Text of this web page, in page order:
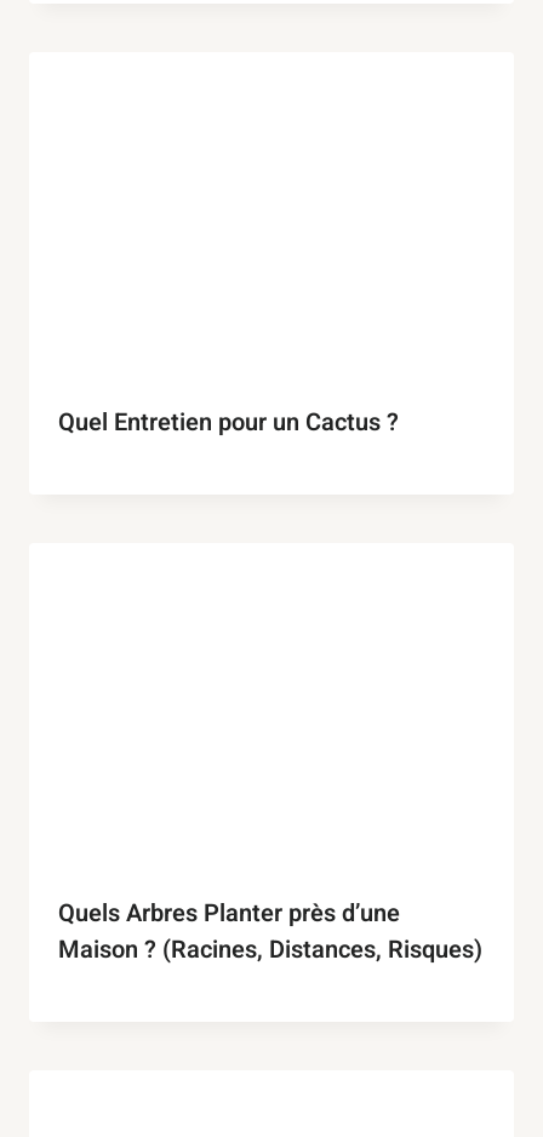
Quel Entretien pour un Cactus ?
Quels Arbres Planter près d’une
Maison ? (Racines, Distances, Risques)